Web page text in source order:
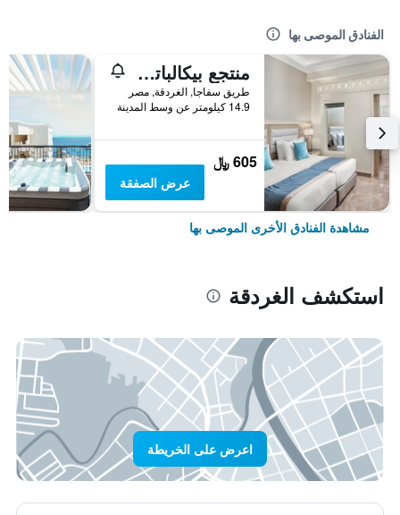
الفنادق الموصى بها
منتجع بيكالباتروس أكوا بلو، الغردقة
طريق سفاجا, الغردقة, مصر
14.9 كيلومتر عن وسط المدينة
605 ﷼
عرض الصفقة
مشاهدة الفنادق الأخرى الموصى بها
استكشف الغردقة
اعرض على الخريطة